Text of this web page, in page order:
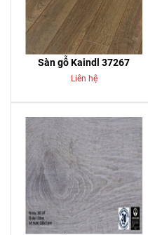
Sàn gỗ Kaindl 37267
Liên hệ